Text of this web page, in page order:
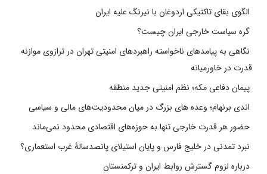
الگوی بقای تاکتیکی اردوغان با نیرنگ علیه ایران
گره سیاست خارجی ایران چیست؟
نگاهی به پیامدهای ناخواسته راهبردهای امنیتی تهران در ترازوی موازنه
قدرت در خاورمیانه
پیمان دفاعی مکه؛ نظم امنیتی جدید منطقه
اندی برنهام؛ وعده های بزرگ در میان محدودیت‌های مالی و سیاسی
حضور هر قدرت خارجی تنها به حوزه‌های اقتصادی محدود نمی‌ماند
نبرد تمدنی در خلیج فارس و پایان استیلای پانصدسالۀ غرب استعماری؟
درباره لزوم گسترش روابط ایران و ترکمنستان